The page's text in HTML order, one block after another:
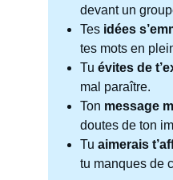
devant un
Tes idées
tes mots en
Tu évites de
mal paraître.
Ton message
doutes de ton
Tu aimerais
tu manques de